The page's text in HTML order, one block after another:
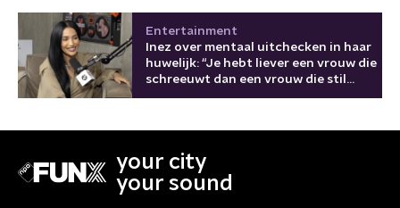
Entertainment
Inez over mentaal uitchecken in haar
huwelijk: “Je hebt liever een vrouw die
schreeuwt dan een vrouw die stil
your city
your sound